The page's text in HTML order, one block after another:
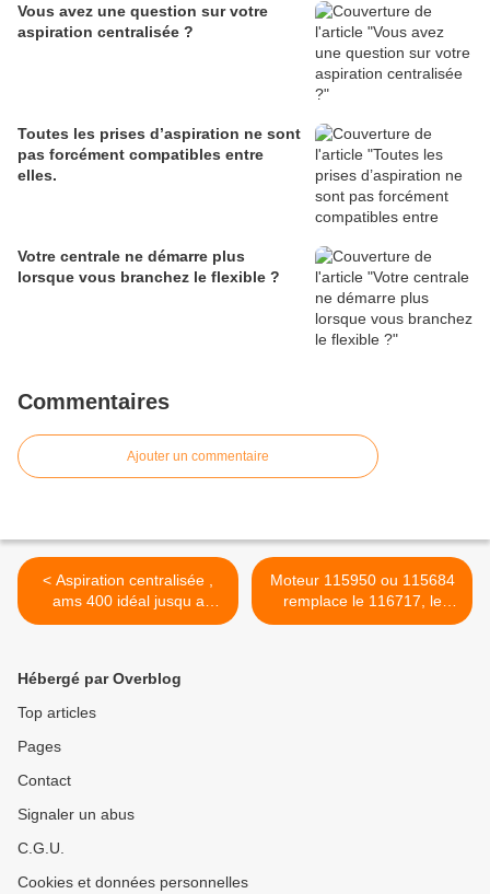
Vous avez une question sur votre
aspiration centralisée ?
Toutes les prises d’aspiration ne sont
pas forcément compatibles entre
elles.
Votre centrale ne démarre plus
lorsque vous branchez le flexible ?
Commentaires
Ajouter un commentaire
< Aspiration centralisée ,
ams 400 idéal jusqu a
350m² devis gratuit
Moteur 115950 ou 115684
remplace le 116717, le
116525 et le 115590 >
Hébergé par Overblog
Top articles
Pages
Contact
Signaler un abus
C.G.U.
Cookies et données personnelles